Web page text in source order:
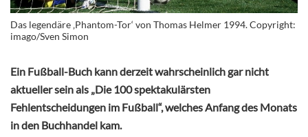
Das legendäre ‚Phantom-Tor‘ von Thomas Helmer 1994. Copyright:
imago/Sven Simon
Ein Fußball-Buch kann derzeit wahrscheinlich gar nicht
aktueller sein als „Die 100 spektakulärsten
Fehlentscheidungen im Fußball“, welches Anfang des Monats
in den Buchhandel kam.